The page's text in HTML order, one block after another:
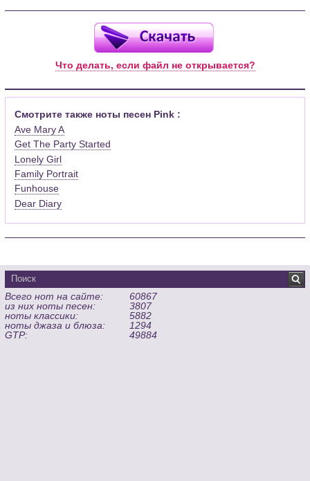
Что делать, если файл не открывается?
Смотрите также ноты песен Pink :
Ave Mary A
Get The Party Started
Lonely Girl
Family Portrait
Funhouse
Dear Diary
Всего нот на сайте:
60867
из них ноты песен:
3807
ноты классики:
5882
ноты джаза и блюза:
1294
GTP:
49884